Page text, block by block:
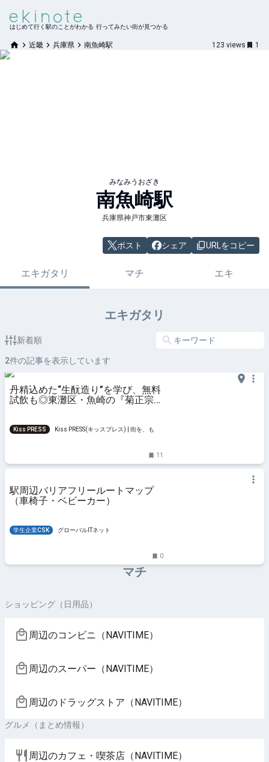
はじめて行く駅のことがわかる 行ってみたい街が見つかる
近畿 兵庫県 南魚崎駅 123 views 1
みなみうおざき
南魚崎駅
兵庫県神戸市東灘区
ポスト シェア URLをコピー
エキガタリ マチ エキ
エキガタリ
新着順
2件の記事を表示しています
丹精込めた“生酛造り”を学び、無料
試飲も◎東灘区・魚崎の『菊正宗酒
Kiss PRESS
Kiss PRESS(キッスプレス) | 街を、もっ
11
駅周辺バリアフリールートマップ
（車椅子・ベビーカー）
学生企業CSK グローバルITネット
0
マチ
ショッピング（日用品）
周辺のコンビニ（NAVITIME）
周辺のスーパー（NAVITIME）
周辺のドラッグストア（NAVITIME）
グルメ（まとめ情報）
周辺のカフェ・喫茶店（NAVITIME）